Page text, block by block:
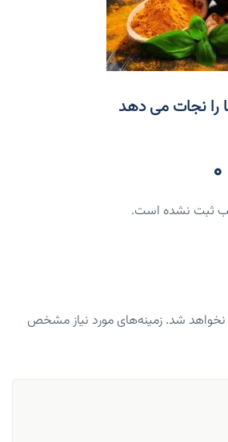
را نجات می دهد
ثبت نشده است.
شد. زمینه‌های مورد نیاز مشخص